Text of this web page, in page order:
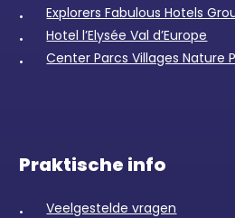
Explorers Fabulous Hotels
Hotel l’Elysée Val d’Europe
Center Parcs Villages Nature
Praktische info
Veelgestelde vragen